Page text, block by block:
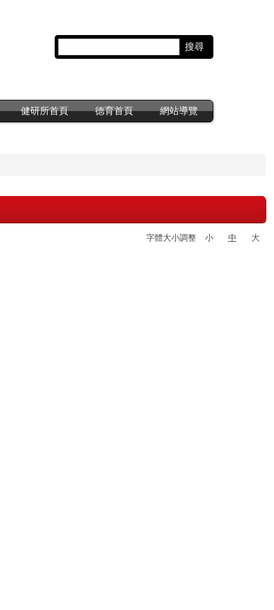
健研所首頁 德育首頁 網站導覽
搜尋
字體大小調整 小 中 大